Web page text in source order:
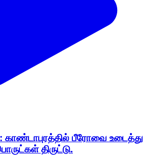
பீரோவை உடைத்து
திருட்டு.